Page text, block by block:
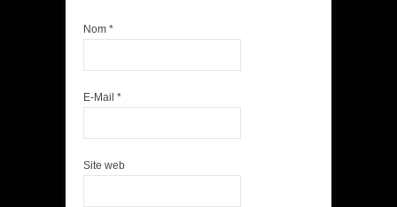
Nom *
E-Mail *
Site web